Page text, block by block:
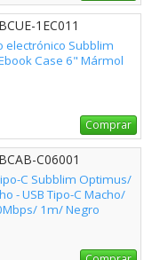
1EC011
electrónico Subblim
Case 6" Mármol
Comprar
C06001
C Subblim Optimus/
- USB Tipo-C Macho/
1m/ Negro